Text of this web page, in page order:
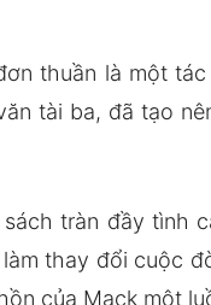
thuần là một
tài ba, đã tạo
tràn đầy tình
thay đổi cuộc
của Mack một